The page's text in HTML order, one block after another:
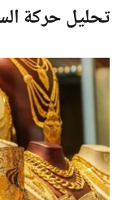
تحليل حركة